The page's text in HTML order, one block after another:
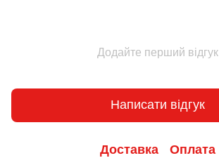
Додайте перший відгук
Написати відгук
Доставка Оплата